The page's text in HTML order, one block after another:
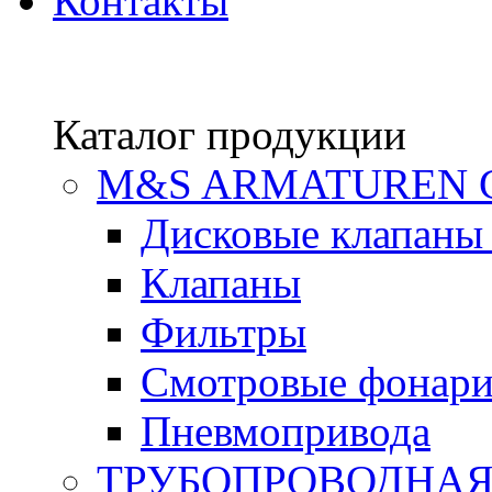
Каталог продукции
М&S ARMATUREN
Дисковые
Клапаны
Фильтры
Смотровые
Пневмопривода